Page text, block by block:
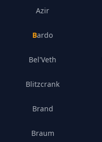
Azir
Bardo
Bel'Veth
Blitzcrank
Brand
Braum